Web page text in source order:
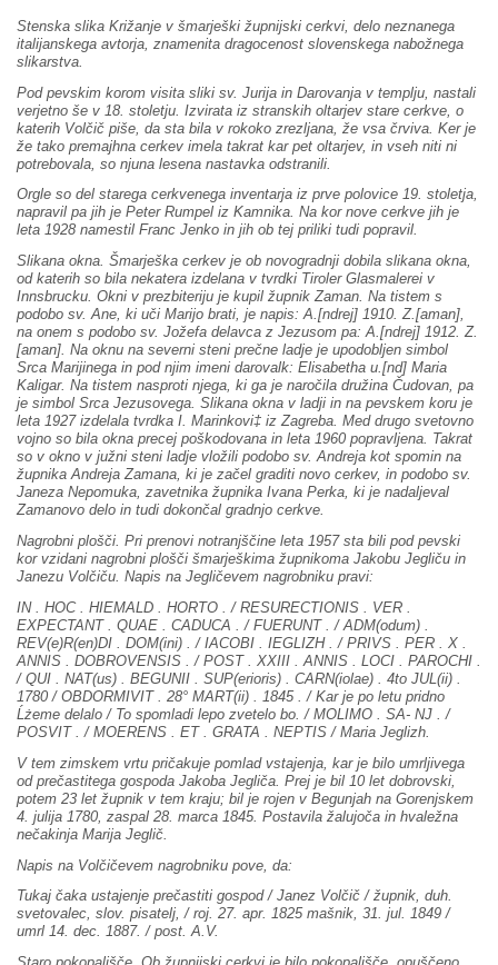
Stenska slika Križanje v šmarješki župnijski cerkvi, delo neznanega
italijanskega avtorja, znamenita dragocenost slovenskega nabožnega
slikarstva.
Pod pevskim korom visita sliki sv. Jurija in Darovanja v templju, nastali
verjetno še v 18. stoletju. Izvirata iz stranskih oltarjev stare cerkve, o
katerih Volčič piše, da sta bila v rokoko zrezljana, že vsa črviva. Ker je
že tako premajhna cerkev imela takrat kar pet oltarjev, in vseh niti ni
potrebovala, so njuna lesena nastavka odstranili.
Orgle so del starega cerkvenega inventarja iz prve polovice 19. stoletja,
napravil pa jih je Peter Rumpel iz Kamnika. Na kor nove cerkve jih je
leta 1928 namestil Franc Jenko in jih ob tej priliki tudi popravil.
Slikana okna. Šmarješka cerkev je ob novogradnji dobila slikana okna,
od katerih so bila nekatera izdelana v tvrdki Tiroler Glasmalerei v
Innsbrucku. Okni v prezbiteriju je kupil župnik Zaman. Na tistem s
podobo sv. Ane, ki uči Marijo brati, je napis: A.[ndrej] 1910. Z.[aman],
na onem s podobo sv. Jožefa delavca z Jezusom pa: A.[ndrej] 1912. Z.
[aman]. Na oknu na severni steni prečne ladje je upodobljen simbol
Srca Marijinega in pod njim imeni darovalk: Elisabetha u.[nd] Maria
Kaligar. Na tistem nasproti njega, ki ga je naročila družina Čudovan, pa
je simbol Srca Jezusovega. Slikana okna v ladji in na pevskem koru je
leta 1927 izdelala tvrdka I. Marinkovi‡ iz Zagreba. Med drugo svetovno
vojno so bila okna precej poškodovana in leta 1960 popravljena. Takrat
so v okno v južni steni ladje vložili podobo sv. Andreja kot spomin na
župnika Andreja Zamana, ki je začel graditi novo cerkev, in podobo sv.
Janeza Nepomuka, zavetnika župnika Ivana Perka, ki je nadaljeval
Zamanovo delo in tudi dokončal gradnjo cerkve.
Nagrobni plošči. Pri prenovi notranjščine leta 1957 sta bili pod pevski
kor vzidani nagrobni plošči šmarješkima župnikoma Jakobu Jegliču in
Janezu Volčiču. Napis na Jegličevem nagrobniku pravi:
IN . HOC . HIEMALD . HORTO . / RESURECTIONIS . VER .
EXPECTANT . QUAE . CADUCA . / FUERUNT . / ADM(odum) .
REV(e)R(en)DI . DOM(ini) . / IACOBI . IEGLIZH . / PRIVS . PER . X .
ANNIS . DOBROVENSIS . / POST . XXIII . ANNIS . LOCI . PAROCHI .
/ QUI . NAT(us) . BEGUNII . SUP(erioris) . CARN(iolae) . 4to JUL(ii) .
1780 / OBDORMIVIT . 28° MART(ii) . 1845 . / Kar je po letu pridno
Ĺżeme delalo / To spomladi lepo zvetelo bo. / MOLIMO . SA- NJ . /
POSVIT . / MOERENS . ET . GRATA . NEPTIS / Maria Jeglizh.
V tem zimskem vrtu pričakuje pomlad vstajenja, kar je bilo umrljivega
od prečastitega gospoda Jakoba Jegliča. Prej je bil 10 let dobrovski,
potem 23 let župnik v tem kraju; bil je rojen v Begunjah na Gorenjskem
4. julija 1780, zaspal 28. marca 1845. Postavila žalujoča in hvaležna
nečakinja Marija Jeglič.
Napis na Volčičevem nagrobniku pove, da:
Tukaj čaka ustajenje prečastiti gospod / Janez Volčič / župnik, duh.
svetovalec, slov. pisatelj, / roj. 27. apr. 1825 mašnik, 31. jul. 1849 /
umrl 14. dec. 1887. / post. A.V.